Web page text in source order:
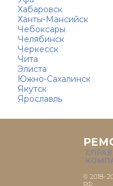
Хабаровск
Ханты-Мансийск
Чебоксары
Челябинск
Черкесск
Чита
Элиста
Южно-Сахалинск
Якутск
Ярославль
©
РФ